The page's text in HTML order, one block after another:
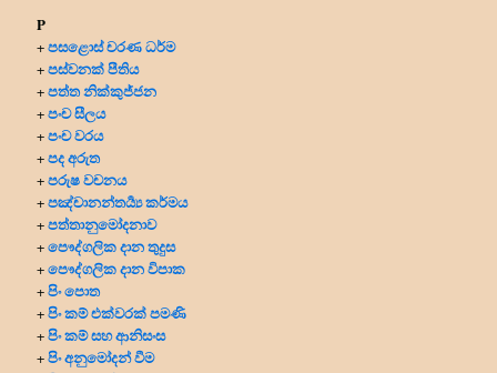
P
+පසළොස් චරණ ධර්ම
+පස්වනක් පීතිය
+පත්ත නික්කුජ්ජන
+පංච සීලය
+පංච වරය
+පද අරුත
+පරුෂ වචනය
+පඤ්චානන්තර්‍ය්‍ය කර්මය
+පත්තානුමෝදනාව
+පෞද්ගලික දානතුදුස
+පෞද්ගලික දාන විපාක
+පිං පොත
+පිං කම් එක්වරක් පමණි
+පිං කම් සහ ආනිසංස
+පිං අනුමෝදන් වීම